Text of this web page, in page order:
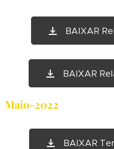
BAIXAR
BAIXAR
Maio-2022
BAIXAR